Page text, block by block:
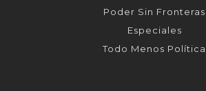
Poder Sin Fronteras
Especiales
Todo Menos Política